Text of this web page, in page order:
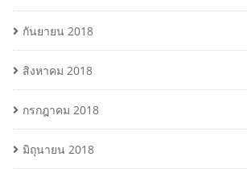
กันยายน 2018
สิงหาคม 2018
กรกฎาคม 2018
มิถุนายน 2018